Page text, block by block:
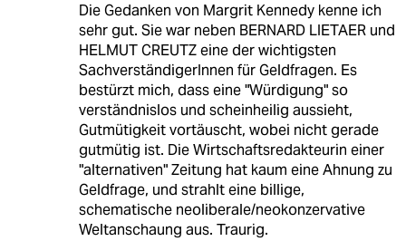
Die Gedanken von Margrit Kennedy kenne ich
sehr gut. Sie war neben BERNARD LIETAER und
HELMUT CREUTZ eine der wichtigsten
SachverständigerInnen für Geldfragen. Es
bestürzt mich, dass eine "Würdigung" so
verständnislos und scheinheilig aussieht,
Gutmütigkeit vortäuscht, wobei nicht gerade
gutmütig ist. Die Wirtschaftsredakteurin einer
"alternativen" Zeitung hat kaum eine Ahnung zu
Geldfrage, und strahlt eine billige,
schematische neoliberale/neokonzervative
Weltanschaung aus. Traurig.